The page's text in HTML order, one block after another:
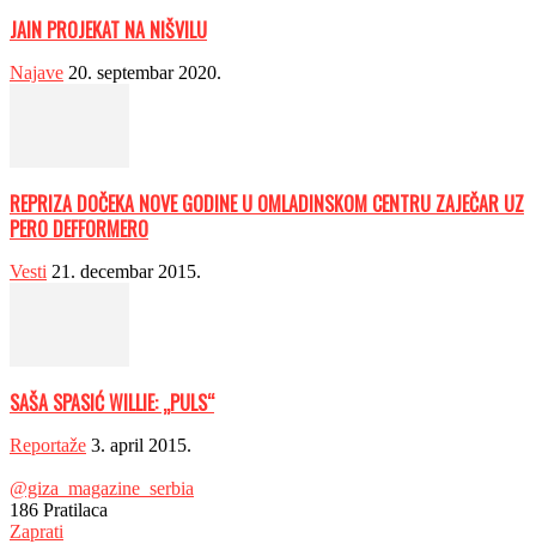
JAIN PROJEKAT NA NIŠVILU
Najave 20. septembar 2020.
REPRIZA DOČEKA NOVE GODINE U OMLADINSKOM CENTRU ZAJEČAR UZ
PERO DEFFORMERO
Vesti 21. decembar 2015.
SAŠA SPASIĆ WILLIE: „PULS“
Reportaže 3. april 2015.
@giza_magazine_serbia
186 Pratilaca
Zaprati